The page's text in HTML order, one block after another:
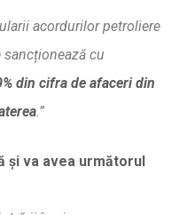
acordurilor petroliere
sancționează cu
din cifra de afaceri din
.”
și va avea următorul